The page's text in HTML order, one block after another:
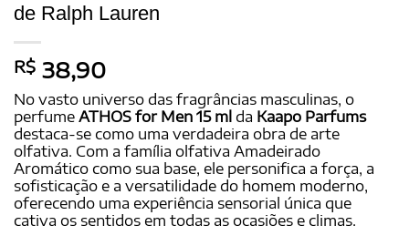
de Ralph Lauren
R$ 38,90
No vasto universo das fragrâncias masculinas, o
perfume ATHOS for Men 15 ml da Kaapo Parfums
destaca-se como uma verdadeira obra de arte
olfativa. Com a família olfativa Amadeirado
Aromático como sua base, ele personifica a força, a
sofisticação e a versatilidade do homem moderno,
oferecendo uma experiência sensorial única que
cativa os sentidos em todas as ocasiões e climas.